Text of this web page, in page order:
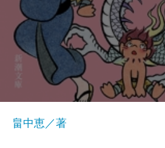
畠中恵／著